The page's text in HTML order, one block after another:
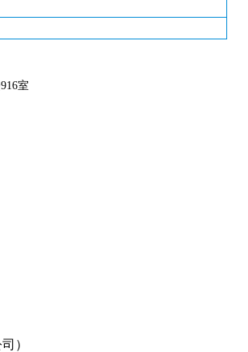
室
）